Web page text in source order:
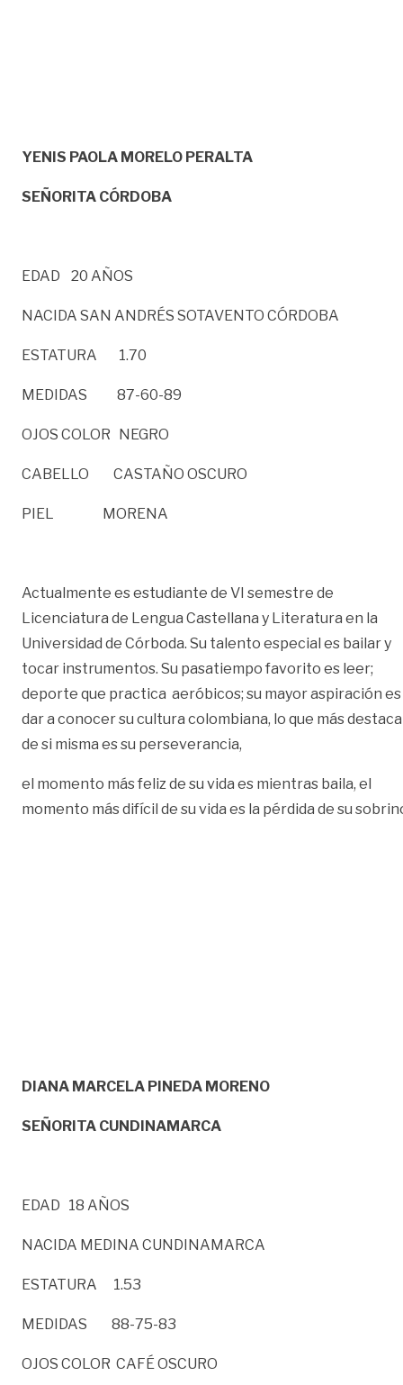
YENIS PAOLA MORELO PERALTA
SEÑORITA CÓRDOBA
EDAD 20 AÑOS
NACIDA SAN ANDRÉS SOTAVENTO CÓRDOBA
ESTATURA 1.70
MEDIDAS 87-60-89
OJOS COLOR NEGRO
CABELLO CASTAÑO OSCURO
PIEL MORENA
Actualmente es estudiante de VI semestre de
Licenciatura de Lengua Castellana y Literatura en la
Universidad de Córboda. Su talento especial es bailar y
tocar instrumentos. Su pasatiempo favorito es leer;
deporte que practica aeróbicos; su mayor aspiración es
dar a conocer su cultura colombiana, lo que más destaca
de si misma es su perseverancia,
el momento más feliz de su vida es mientras baila, el
momento más difícil de su vida es la pérdida de su
DIANA MARCELA PINEDA MORENO
SEÑORITA CUNDINAMARCA
EDAD 18 AÑOS
NACIDA MEDINA CUNDINAMARCA
ESTATURA 1.53
MEDIDAS 88-75-83
OJOS COLOR CAFÉ OSCURO